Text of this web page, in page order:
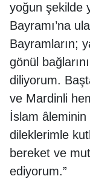
yoğun şekilde
Bayramı’na
Bayramların;
gönül
diliyorum.
ve Mardinli
İslam âleminin
dileklerimle
bereket ve
ediyorum.”